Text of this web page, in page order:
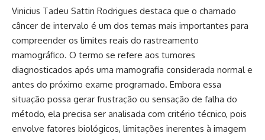
Vinicius Tadeu Sattin Rodrigues destaca que o chamado
câncer de intervalo é um dos temas mais importantes para
compreender os limites reais do rastreamento
mamográfico. O termo se refere aos tumores
diagnosticados após uma mamografia considerada normal e
antes do próximo exame programado. Embora essa
situação possa gerar frustração ou sensação de falha do
método, ela precisa ser analisada com critério técnico, pois
envolve fatores biológicos, limitações inerentes à imagem